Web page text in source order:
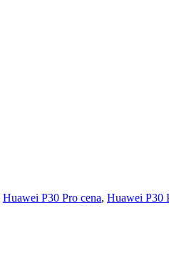
Huawei P30 Pro cena, Huawei P30